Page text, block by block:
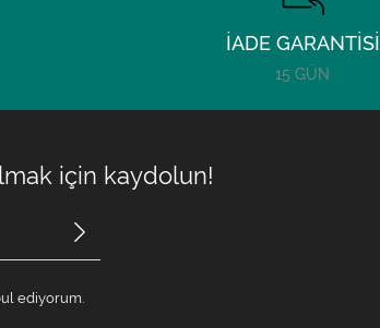
İADE GARANTİSİ
15 GÜN
için kaydolun!
ediyorum.